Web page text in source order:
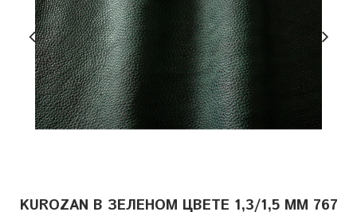
KUROZAN В ЗЕЛЕНОМ ЦВЕТЕ 1,3/1,5 ММ 767